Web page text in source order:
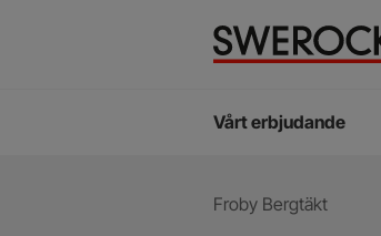
Vårt erbjudande
ECO-Betong
Du
Froby Bergtäkt